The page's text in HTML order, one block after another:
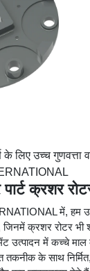
के लिए उच्च गुणवत्ता
क्रशर
में, हम
जिनमें क्रशर रोटर
उत्पादन में कच्चे माल
के साथ निर्मित,